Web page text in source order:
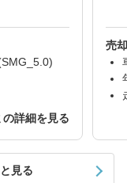
詳細を見る
売
見る